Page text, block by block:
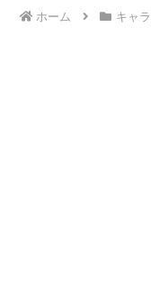
ホーム キャラ